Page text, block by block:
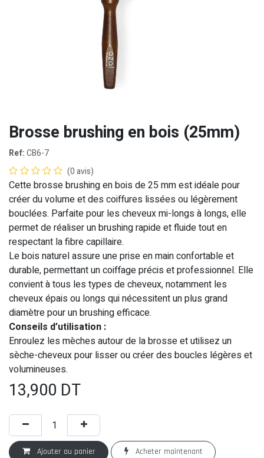
Brosse brushing en bois (25mm)
Ref:CB6-7
(0 avis)
Cette brosse brushing en bois de 25 mm est idéale pour
créer du volume et des coiffures lissées ou légèrement
bouclées. Parfaite pour les cheveux mi-longs à longs, elle
permet de réaliser un brushing rapide et fluide tout en
respectant la fibre capillaire.
Le bois naturel assure une prise en main confortable et
durable, permettant un coiffage précis et professionnel. Elle
convient à tous les types de cheveux, notamment les
cheveux épais ou longs qui nécessitent un plus grand
diamètre pour un brushing efficace.
Conseils d’utilisation :
Enroulez les mèches autour de la brosse et utilisez un
sèche-cheveux pour lisser ou créer des boucles légères et
volumineuses.
13,900 DT
Ajouter au panier Acheter maintenant